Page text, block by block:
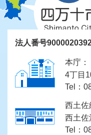
法人番号
本庁：
4丁目
Tel：
西土佐
西土佐
Tel：